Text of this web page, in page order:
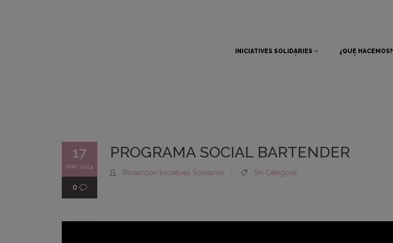
INICIATIVES SOLIDÀRIES
¿QUÉ HACEMOS?
17
MAY 2024
0
PROGRAMA SOCIAL BARTENDER
Redacción Iniciatives Solidaries Sin Categoría